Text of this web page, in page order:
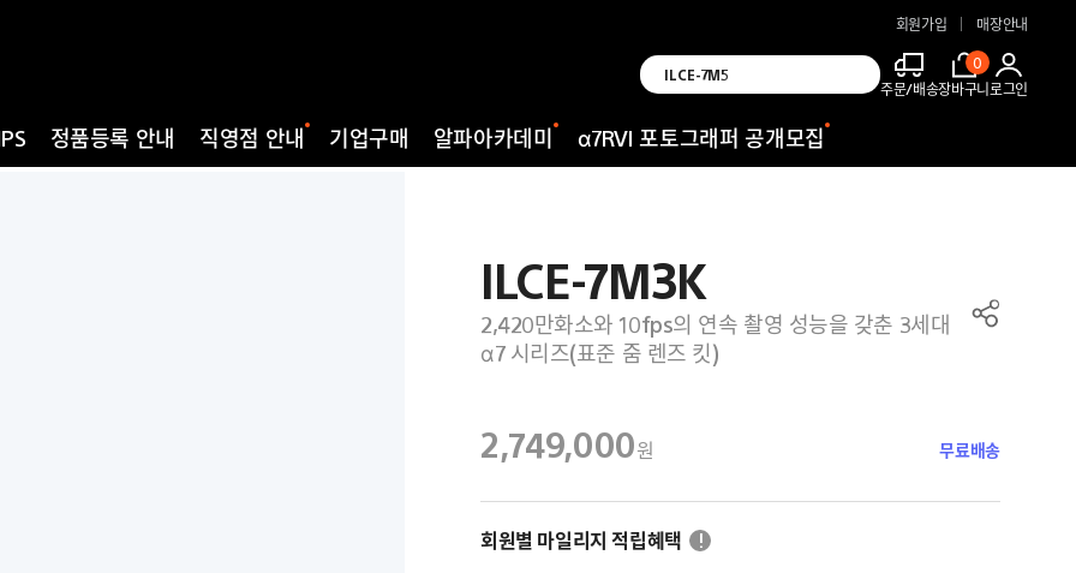
회원가입 매장안내
카메라
헤드폰
주문/배송장바구니
0
로그인
정품등록 안내 직영점 안내 기업구매 알파아카데미 α7RVI 포토그래퍼 공개모집
ILCE-7M3K
2,420만화소와 10fps의 연속 촬영 성능을 갖춘 3세대
α7 시리즈(표준 줌 렌즈 킷)
무료배송
2,749,000원
회원별 마일리지 적립혜택 !